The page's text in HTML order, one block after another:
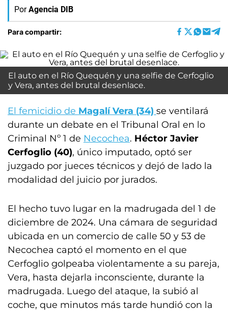
Por Agencia DIB
Para compartir:
El auto en el Río Quequén y una selfie de Cerfoglio
y Vera, antes del brutal desenlace.
El femicidio de Magalí Vera (34) se ventilará
durante un debate en el Tribunal Oral en lo
Criminal Nº 1 de Necochea. Héctor Javier
Cerfoglio (40), único imputado, optó ser
juzgado por jueces técnicos y dejó de lado la
modalidad del juicio por jurados.
El hecho tuvo lugar en la madrugada del 1 de
diciembre de 2024. Una cámara de seguridad
ubicada en un comercio de calle 50 y 53 de
Necochea captó el momento en el que
Cerfoglio golpeaba violentamente a su pareja,
Vera, hasta dejarla inconsciente, durante la
madrugada. Luego del ataque, la subió al
coche, que minutos más tarde hundió con la